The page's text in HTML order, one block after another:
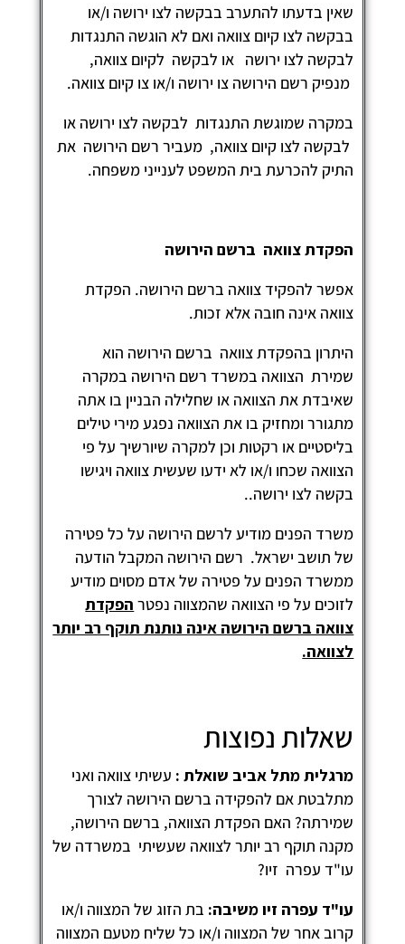
בדעתו להתערב בבקשה לצו ירושה ו/או
לצו קיום צוואה ואם לא הוגשה התנגדות
לצו ירושה או לבקשה לקיום צוואה,
רשם הירושה צו ירושה ו/או צו קיום צוואה.
שמוגשת התנגדות לבקשה לצו ירושה או
לצו קיום צוואה, מעביר רשם הירושה את
להכרעת בית המשפט לענייני משפחה.
צוואה ברשם הירושה
להפקיד צוואה ברשם הירושה. הפקדת
אינה חובה אלא זכות.
בהפקדת צוואה ברשם הירושה הוא
הצוואה במשרד רשם הירושה במקרה
את הצוואה או שחלילה הבניין בו אתה
ומחזיק בו את הצוואה נפגע מירי טילים
או רקטות וכן למקרה שיורשיך על פי
שכחו ו/או לא ידעו שעשית צוואה ויגישו
לצו ירושה..
הפנים מודיע לרשם הירושה על כל פטירה
תושב ישראל. רשם הירושה המקבל הודעה
הפנים על פטירה של אדם מסוים מודיע
על פי הצוואה שהמצווה נפטרהפקדת
ברשם הירושה אינה נותנת תוקף רב יותר
נפוצות
מתל אביב שואלת :עשיתי צוואה ואני
אם להפקידה ברשם הירושה לצורך
האם הפקדת הצוואה, ברשם הירושה,
תוקף רב יותר לצוואה שעשיתי במשרדה של
עפרה זיו?
עפרה זיו משיבה:בת הזוג של המצווה ו/או
אחר של המצווה ו/או כל שליח מטעם המצווה